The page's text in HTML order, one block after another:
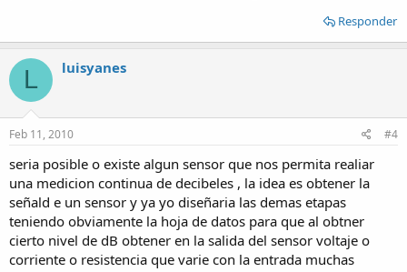
Responder
L luisyanes
Feb 11, 2010 #4
seria posible o existe algun sensor que nos permita realiar
una medicion continua de decibeles , la idea es obtener la
señald e un sensor y ya yo diseñaria las demas etapas
teniendo obviamente la hoja de datos para que al obtner
cierto nivel de dB obtener en la salida del sensor voltaje o
corriente o resistencia que varie con la entrada muchas